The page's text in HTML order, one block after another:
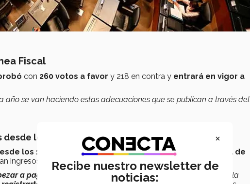
Fiscal
con 260 votos a favor y 218 en contra y entrará en vigor a
año se van haciendo estas adecuaciones que se publican a través del
los 18 años
los 18 años
tendrán que tramitar su Registro Federal de
ingresos o no.
a pagar impuestos?
¿voy a empezar a tener obligaciones? y la
×
Recibe nuestro newsletter de
noticias: